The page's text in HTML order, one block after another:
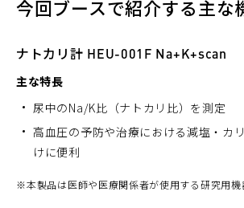
今回ブースで紹介する主な
ナトカリ計 HEU-001F Na+K+scan
主な特長
尿中のNa/K比（ナトカリ比）を測定
高血圧の予防や治療における減塩・カ
けに便利
※本製品は医師や医療関係者が使用する研究用機